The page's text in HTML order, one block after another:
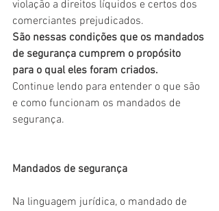
violação a direitos líquidos e certos dos
comerciantes prejudicados.
São nessas condições que os mandados
de segurança cumprem o propósito
para o qual eles foram criados.
Continue lendo para entender o que são
e como funcionam os mandados de
segurança.
Mandados de segurança
Na linguagem jurídica, o mandado de